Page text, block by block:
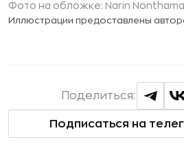
Фото на обложке: Narin
Иллюстрации предоставлены
Подписаться на
Поделиться: